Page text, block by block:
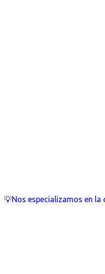
💡Nos especializamos en la